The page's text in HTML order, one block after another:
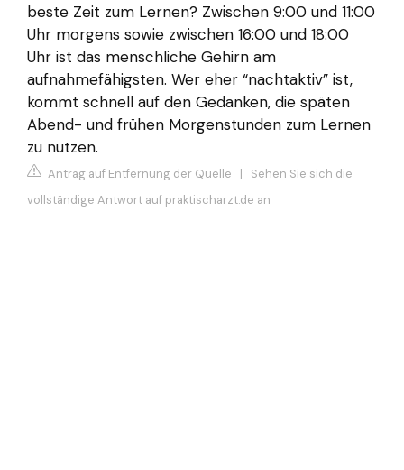
beste Zeit zum Lernen? Zwischen 9:00 und 11:00
Uhr morgens sowie zwischen 16:00 und 18:00
Uhr ist das menschliche Gehirn am
aufnahmefähigsten. Wer eher “nachtaktiv” ist,
kommt schnell auf den Gedanken, die späten
Abend- und frühen Morgenstunden zum Lernen
zu nutzen.
Antrag auf Entfernung der Quelle | Sehen Sie sich die
vollständige Antwort auf praktischarzt.de an